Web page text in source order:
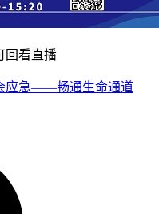
回看直播
应急——畅通生命通道